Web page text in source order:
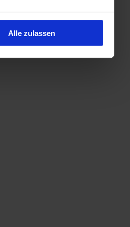
Alle zulassen